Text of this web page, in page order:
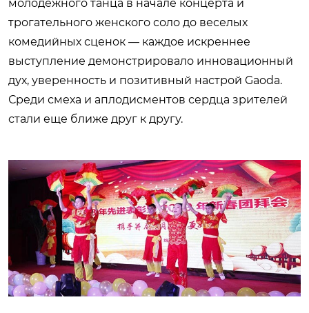
молодежного танца в начале концерта и
трогательного женского соло до веселых
комедийных сценок — каждое искреннее
выступление демонстрировало инновационный
дух, уверенность и позитивный настрой Gaoda.
Среди смеха и аплодисментов сердца зрителей
стали еще ближе друг к другу.